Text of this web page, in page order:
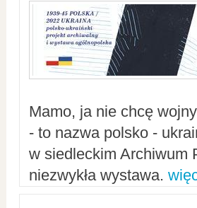
Mamo, ja nie chcę
- to nazwa polsko -
w siedleckim Archiwum
niezwykła wystawa.